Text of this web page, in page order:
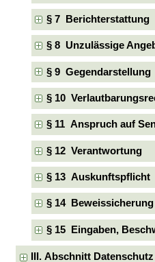
§ 7 Berichterstattung
§ 8 Unzulässige
§ 9 Gegendarstellung
§ 10
§ 11 Anspruch auf
§ 12 Verantwortung
§ 13 Auskunftspflicht
§ 14 Beweissicherung
§ 15 Eingaben,
III. Abschnitt Datenschutz